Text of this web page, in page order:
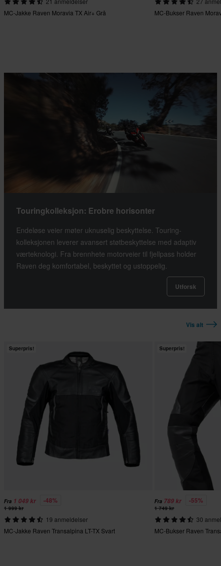
MC-Jakke Raven Moravia TX Air+ Grå
MC-Bukser Raven
Touringkolleksjon: Erobre horisonter
Endeløse veier møter uknuselig beskyttelse. Touring-
kolleksjonen leverer avansert støtbeskyttelse med adaptiv
værteknologi. Fra brennhete motorveier til fjellpass holder
Raven deg komfortabel, beskyttet og ustoppelig.
Utforsk
Vis alt
Superpris!
Fra 1 049 kr -48%
1 999 kr
19 anmeldelser
MC-Jakke Raven Transalpina LT-TX Svart
Superpris!
Fra 789 kr -55%
1 749 kr
30
MC-Bukser Raven